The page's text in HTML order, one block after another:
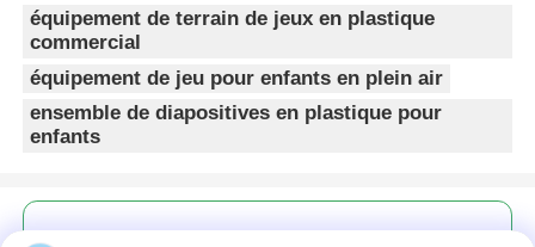
équipement de terrain de jeux en plastique
commercial
équipement de jeu pour enfants en plein air
ensemble de diapositives en plastique pour
enfants